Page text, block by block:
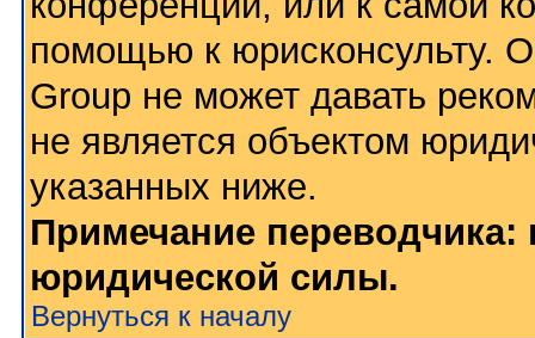
помощью к юрисконсульту.
Group не может давать
не является объектом
указанных ниже.
Примечание
юридической силы.
Вернуться к началу